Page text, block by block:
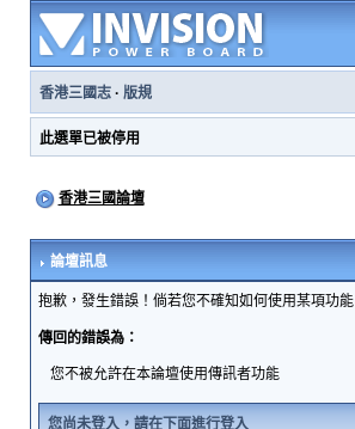
香港三國志· 版規
此選單已被停用
香港三國論壇
論壇訊息
抱歉，發生錯誤！倘若您不確知如何使用某項功
傳回的錯誤為：
您不被允許在本論壇使用傳訊者功能
您尚未登入，請在下面進行登入